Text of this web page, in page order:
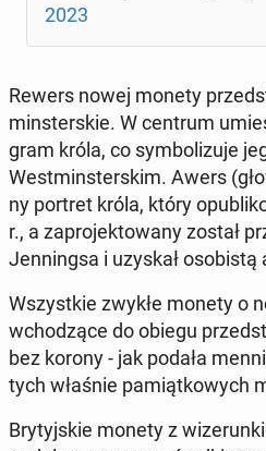
2023
Rewers nowej monety
min­ster­skie. W centrum
gram króla, co sym­bo­li­zu­je
West­min­ster­skim. Awers
ny portret króla, który
r., a za­pro­jek­to­wa­ny został
Jen­ning­sa i uzyskał oso­bi­stą
Wszyst­kie zwykłe monety o
wcho­dzą­ce do obiegu
bez korony - jak podała
tych właśnie pa­miąt­ko­wych
Bry­tyj­skie monety z